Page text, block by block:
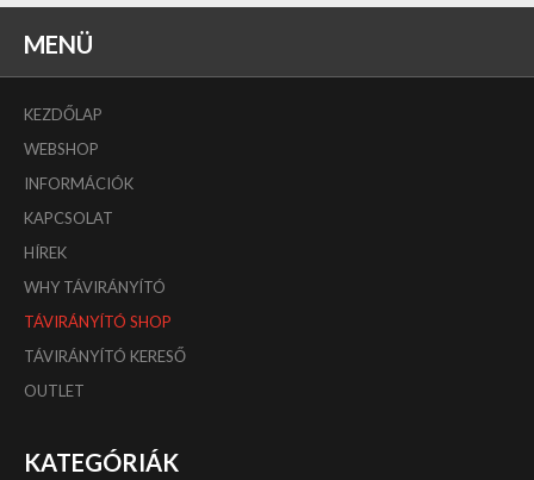
MENÜ
KEZDŐLAP
WEBSHOP
INFORMÁCIÓK
KAPCSOLAT
HÍREK
WHY TÁVIRÁNYÍTÓ
TÁVIRÁNYÍTÓ SHOP
TÁVIRÁNYÍTÓ KERESŐ
OUTLET
KATEGÓRIÁK